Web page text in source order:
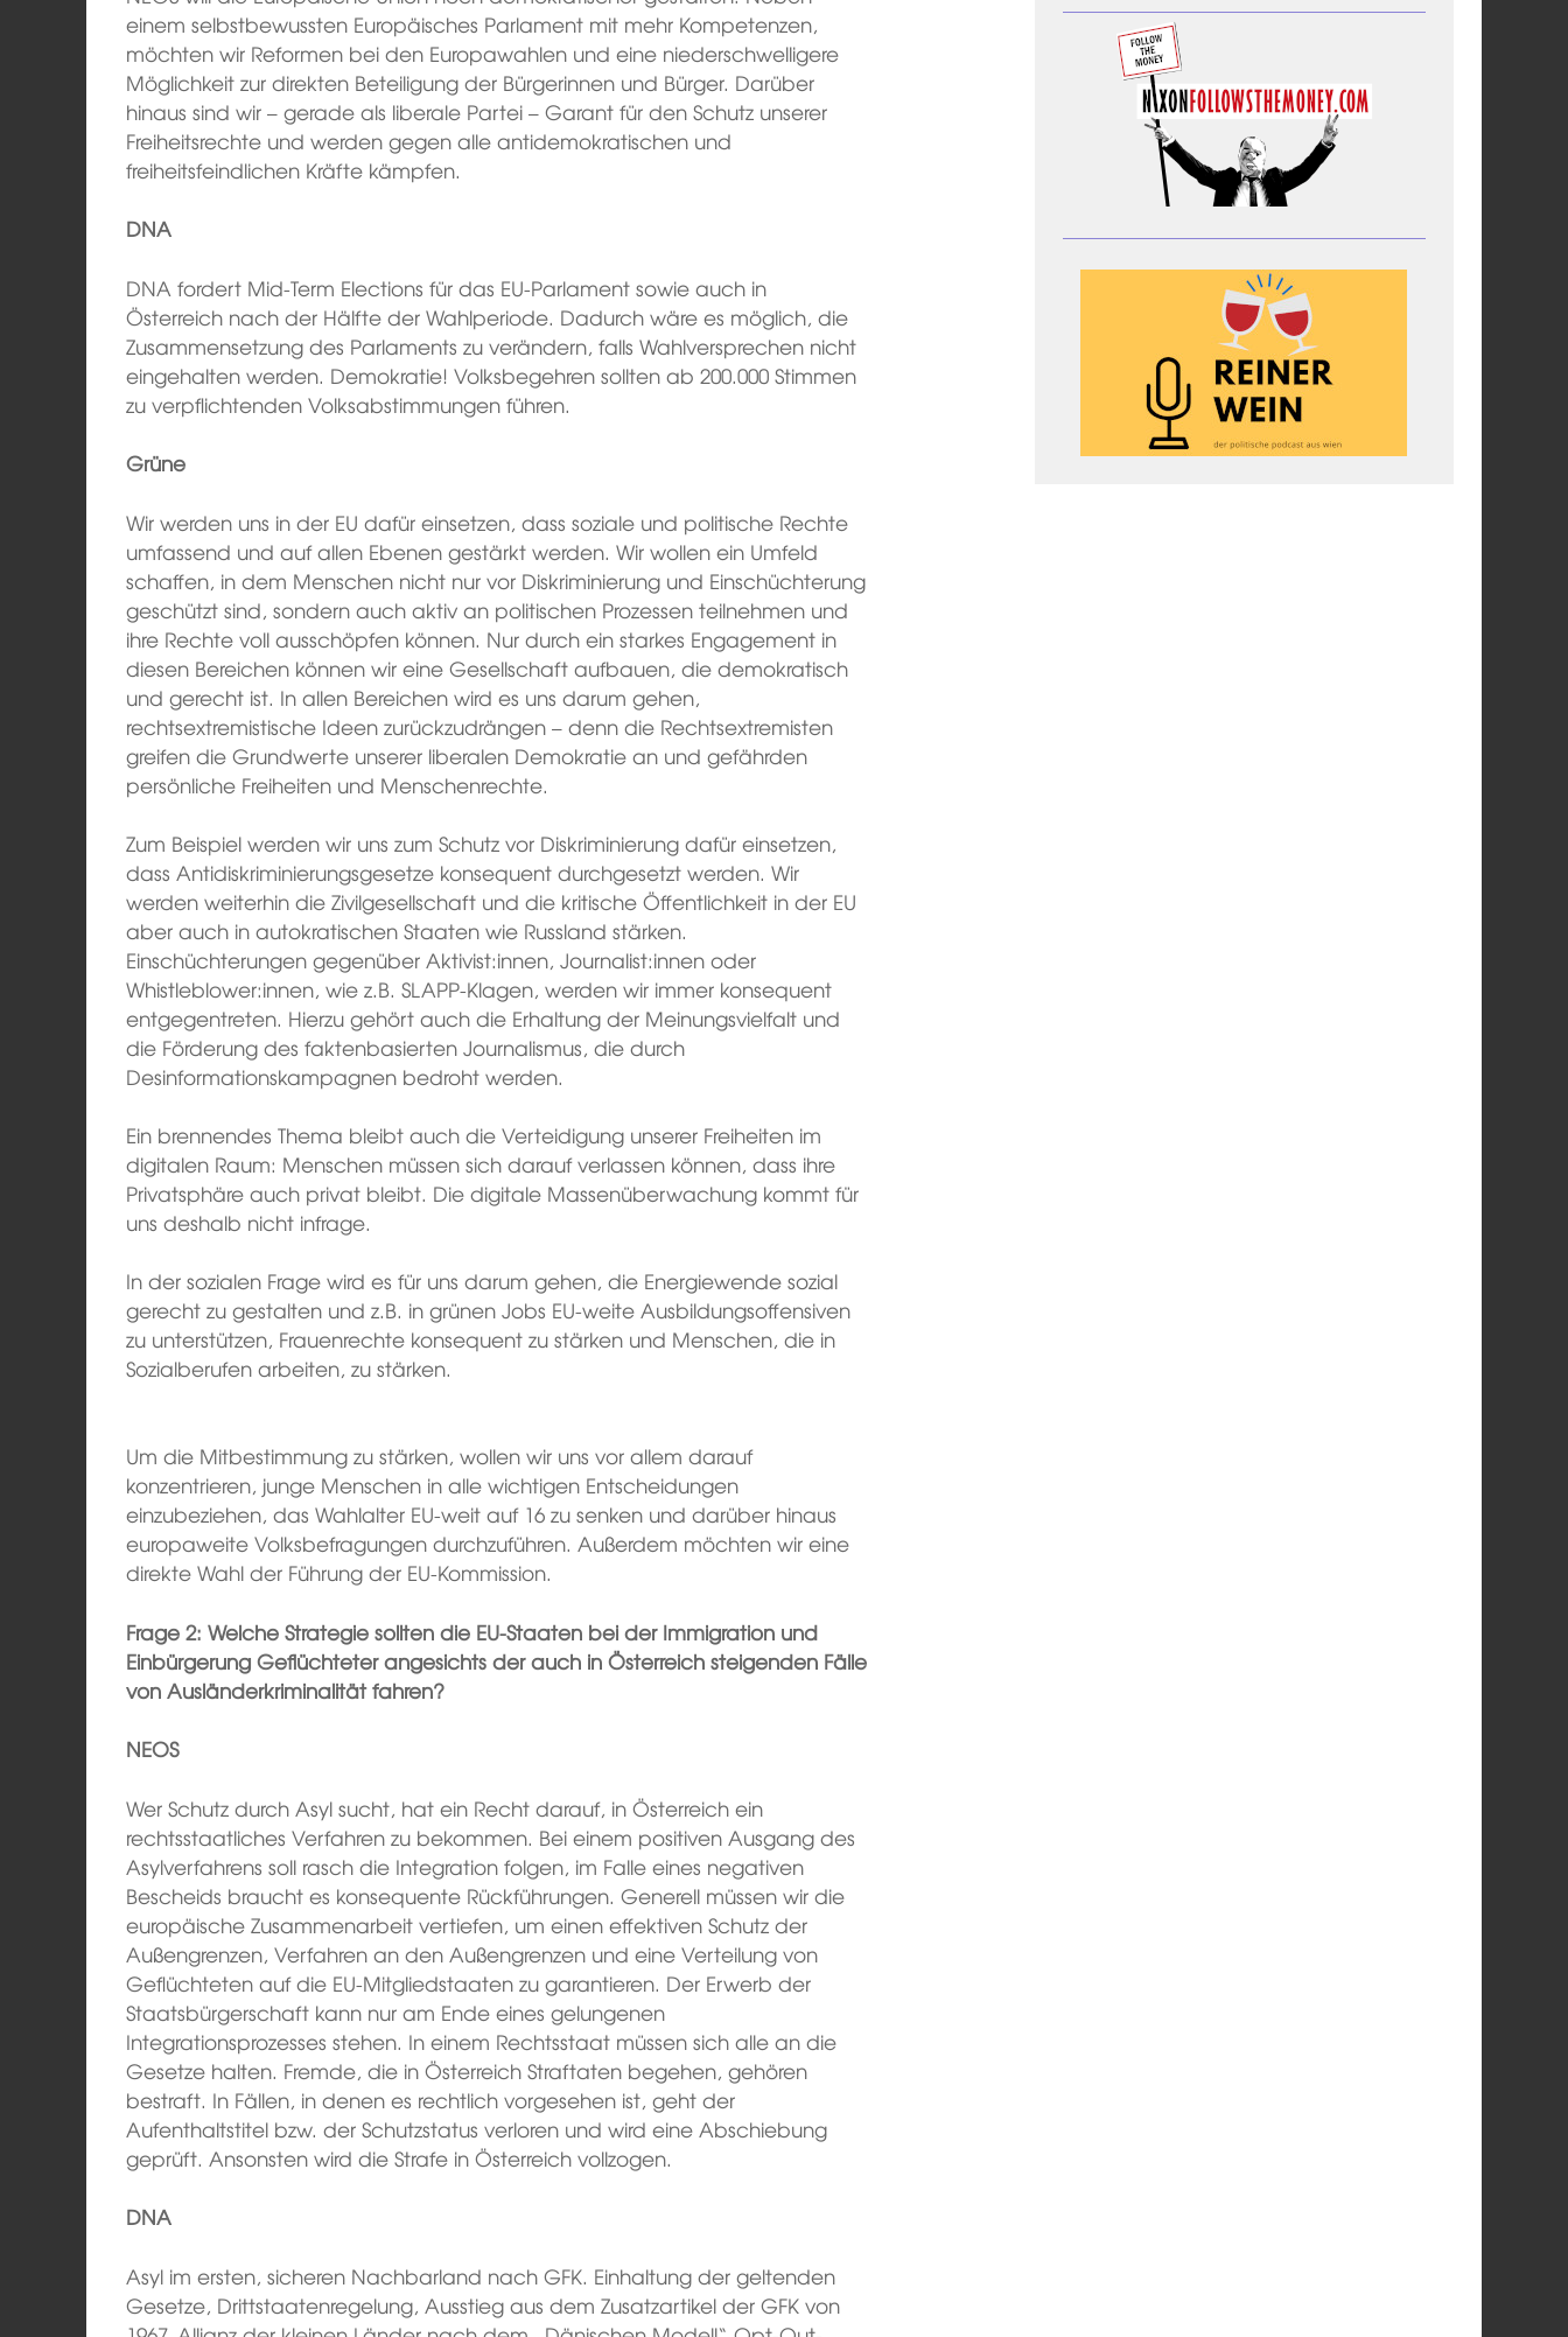
einem selbstbewussten Europäisches Parlament mit mehr Kompetenzen,
möchten wir Reformen bei den Europawahlen und eine niederschwelligere
Möglichkeit zur direkten Beteiligung der Bürgerinnen und Bürger. Darüber
hinaus sind wir – gerade als liberale Partei – Garant für den Schutz unserer
Freiheitsrechte und werden gegen alle antidemokratischen und
freiheitsfeindlichen Kräfte kämpfen.
DNA
DNA fordert Mid-Term Elections für das EU-Parlament sowie auch in
Österreich nach der Hälfte der Wahlperiode. Dadurch wäre es möglich, die
Zusammensetzung des Parlaments zu verändern, falls Wahlversprechen nicht
eingehalten werden. Demokratie! Volksbegehren sollten ab 200.000 Stimmen
zu verpflichtenden Volksabstimmungen führen.
Grüne
Wir werden uns in der EU dafür einsetzen, dass soziale und politische Rechte
umfassend und auf allen Ebenen gestärkt werden. Wir wollen ein Umfeld
schaffen, in dem Menschen nicht nur vor Diskriminierung und Einschüchterung
geschützt sind, sondern auch aktiv an politischen Prozessen teilnehmen und
ihre Rechte voll ausschöpfen können. Nur durch ein starkes Engagement in
diesen Bereichen können wir eine Gesellschaft aufbauen, die demokratisch
und gerecht ist. In allen Bereichen wird es uns darum gehen,
rechtsextremistische Ideen zurückzudrängen – denn die Rechtsextremisten
greifen die Grundwerte unserer liberalen Demokratie an und gefährden
persönliche Freiheiten und Menschenrechte.
Zum Beispiel werden wir uns zum Schutz vor Diskriminierung dafür einsetzen,
dass Antidiskriminierungsgesetze konsequent durchgesetzt werden. Wir
werden weiterhin die Zivilgesellschaft und die kritische Öffentlichkeit in der EU
aber auch in autokratischen Staaten wie Russland stärken.
Einschüchterungen gegenüber Aktivist:innen, Journalist:innen oder
Whistleblower:innen, wie z.B. SLAPP-Klagen, werden wir immer konsequent
entgegentreten. Hierzu gehört auch die Erhaltung der Meinungsvielfalt und
die Förderung des faktenbasierten Journalismus, die durch
Desinformationskampagnen bedroht werden.
Ein brennendes Thema bleibt auch die Verteidigung unserer Freiheiten im
digitalen Raum: Menschen müssen sich darauf verlassen können, dass ihre
Privatsphäre auch privat bleibt. Die digitale Massenüberwachung kommt für
uns deshalb nicht infrage.
In der sozialen Frage wird es für uns darum gehen, die Energiewende sozial
gerecht zu gestalten und z.B. in grünen Jobs EU-weite Ausbildungsoffensiven
zu unterstützen, Frauenrechte konsequent zu stärken und Menschen, die in
Sozialberufen arbeiten, zu stärken.
Um die Mitbestimmung zu stärken, wollen wir uns vor allem darauf
konzentrieren, junge Menschen in alle wichtigen Entscheidungen
einzubeziehen, das Wahlalter EU-weit auf 16 zu senken und darüber hinaus
europaweite Volksbefragungen durchzuführen. Außerdem möchten wir eine
direkte Wahl der Führung der EU-Kommission.
Frage 2: Welche Strategie sollten die EU-Staaten bei der Immigration und
Einbürgerung Geflüchteter angesichts der auch in Österreich steigenden Fälle
von Ausländerkriminalität fahren?
NEOS
Wer Schutz durch Asyl sucht, hat ein Recht darauf, in Österreich ein
rechtsstaatliches Verfahren zu bekommen. Bei einem positiven Ausgang des
Asylverfahrens soll rasch die Integration folgen, im Falle eines negativen
Bescheids braucht es konsequente Rückführungen. Generell müssen wir die
europäische Zusammenarbeit vertiefen, um einen effektiven Schutz der
Außengrenzen, Verfahren an den Außengrenzen und eine Verteilung von
Geflüchteten auf die EU-Mitgliedstaaten zu garantieren. Der Erwerb der
Staatsbürgerschaft kann nur am Ende eines gelungenen
Integrationsprozesses stehen. In einem Rechtsstaat müssen sich alle an die
Gesetze halten. Fremde, die in Österreich Straftaten begehen, gehören
bestraft. In Fällen, in denen es rechtlich vorgesehen ist, geht der
Aufenthaltstitel bzw. der Schutzstatus verloren und wird eine Abschiebung
geprüft. Ansonsten wird die Strafe in Österreich vollzogen.
DNA
Asyl im ersten, sicheren Nachbarland nach GFK. Einhaltung der geltenden
Gesetze, Drittstaatenregelung, Ausstieg aus dem Zusatzartikel der GFK von